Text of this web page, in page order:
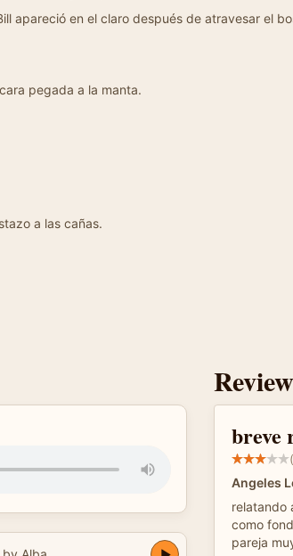
apareció en el claro después de atravesar el
pegada a la manta.
a las cañas.
breve
(
Angeles
relatando
como
pareja